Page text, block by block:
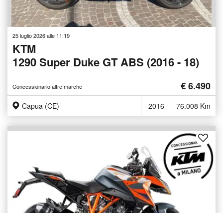
25 luglio 2026 alle 11:19
KTM
1290 Super Duke GT ABS (2016 - 18)
Concessionario altre marche € 6.490
Capua (CE) 2016 76.008 Km